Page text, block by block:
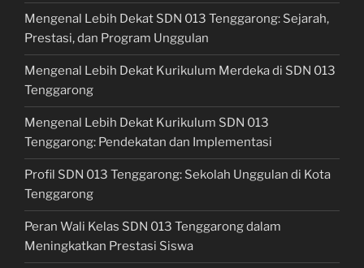
Mengenal Lebih Dekat SDN 013 Tenggarong: Sejarah,
Prestasi, dan Program Unggulan
Mengenal Lebih Dekat Kurikulum Merdeka di SDN 013
Tenggarong
Mengenal Lebih Dekat Kurikulum SDN 013
Tenggarong: Pendekatan dan Implementasi
Profil SDN 013 Tenggarong: Sekolah Unggulan di Kota
Tenggarong
Peran Wali Kelas SDN 013 Tenggarong dalam
Meningkatkan Prestasi Siswa